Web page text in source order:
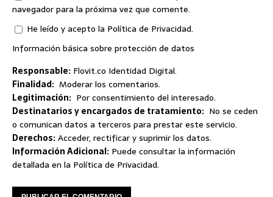
navegador para la próxima vez que comente.
He leído y acepto la Política de Privacidad.
Información básica sobre protección de datos
Responsable: Flovit.co Identidad Digital.
Finalidad: Moderar los comentarios.
Legitimación: Por consentimiento del interesado.
Destinatarios y encargados de tratamiento: No se ceden
o comunican datos a terceros para prestar este servicio.
Derechos:Acceder, rectificar y suprimir los datos.
Información Adicional: Puede consultar la información
detallada en la Política de Privacidad.